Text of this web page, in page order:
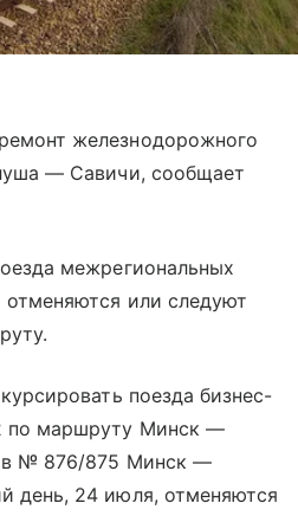
железнодорожного
— Савичи, сообщает
межрегиональных
или следуют
поезда бизнес-
по маршруту Минск —
№ 876/875 Минск —
день, 24 июля, отменяются